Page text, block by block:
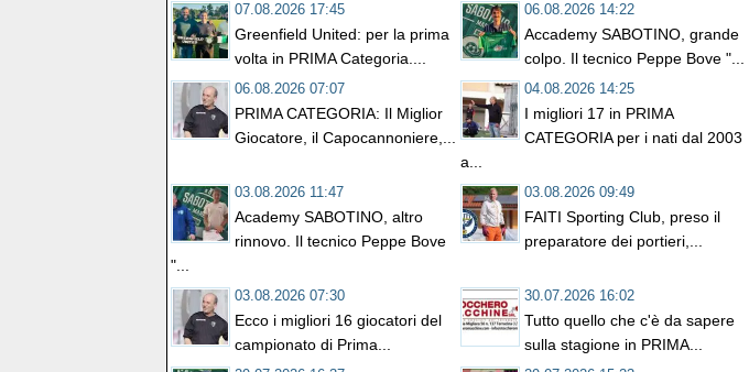
07.08.2026 17:45
Greenfield United: per la prima
volta in PRIMA Categoria....
06.08.2026 14:22
Accademy SABOTINO, grande
colpo. Il tecnico Peppe Bove "...
06.08.2026 07:07
PRIMA CATEGORIA: Il Miglior
Giocatore, il Capocannoniere,...
04.08.2026 14:25
I migliori 17 in PRIMA
CATEGORIA per i nati dal 2003
a...
03.08.2026 11:47
Academy SABOTINO, altro
rinnovo. Il tecnico Peppe Bove
"...
03.08.2026 09:49
FAITI Sporting Club, preso il
preparatore dei portieri,...
03.08.2026 07:30
Ecco i migliori 16 giocatori del
campionato di Prima...
30.07.2026 16:02
Tutto quello che c'è da sapere
sulla stagione in PRIMA...